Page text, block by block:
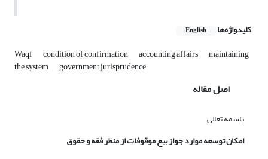
کلیدواژه‌ها English
Waqf condition of confirmation accounting affairs maintaining
the system government jurisprudence
اصل مقاله
باسمه تعالی
امکان توسعه موارد جواز بیع موقوفات از منظر فقه و حقوق